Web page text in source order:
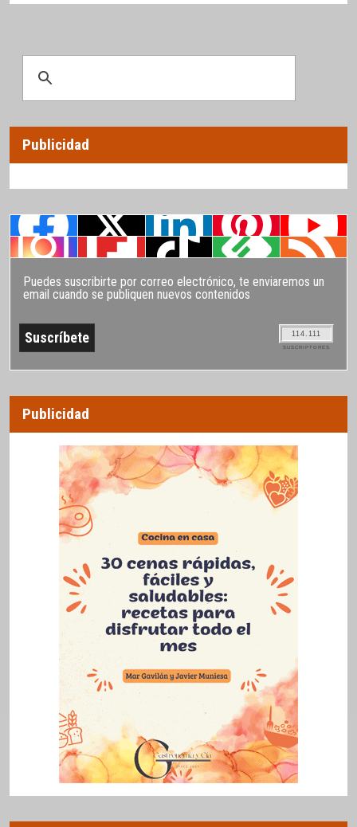
Publicidad
Puedes suscribirte por correo electrónico, te enviaremos un
email cuando se publiquen nuevos contenidos
114.111
SUSCRIPTORES
Publicidad